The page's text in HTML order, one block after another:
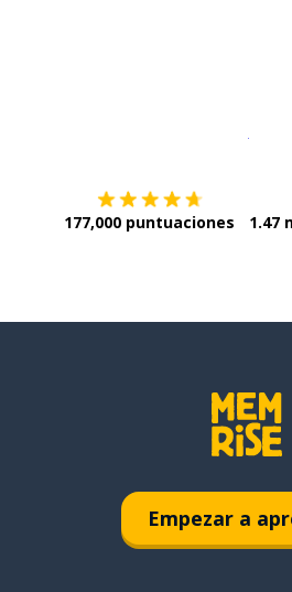
177,000 puntuaciones 1.47
Empezar a